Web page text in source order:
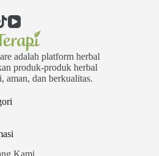
adalah platform herbal
produk-produk herbal
aman, dan berkualitas.
Kami